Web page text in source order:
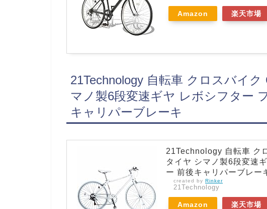
Amazon 楽天市場
21Technology 自転車 クロスバイ
マノ製6段変速ギヤ レボシフター
キャリパーブレーキ
21Technology 自転車 ク
タイヤ シマノ製6段変速
ー 前後キャリパーブレー
created by Rinker
21Technology
Amazon 楽天市場